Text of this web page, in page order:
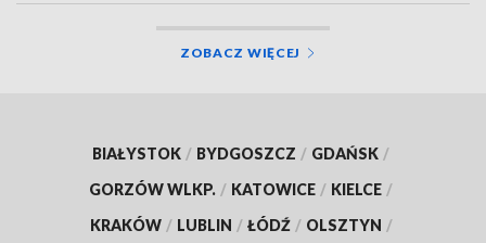
ZOBACZ WIĘCEJ
BIAŁYSTOK / BYDGOSZCZ / GDAŃSK /
GORZÓW WLKP. / KATOWICE / KIELCE /
KRAKÓW / LUBLIN / ŁÓDŹ / OLSZTYN /